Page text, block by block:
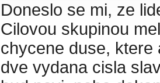
Doneslo se mi, ze
Cilovou skupinou
chycene duse, ktere
dve vydana cisla